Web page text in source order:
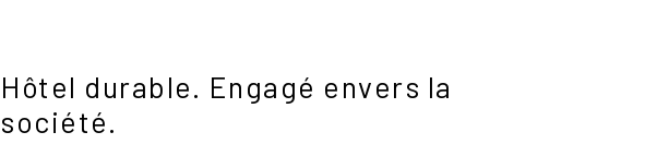
Hôtel durable. Engagé envers la
société.